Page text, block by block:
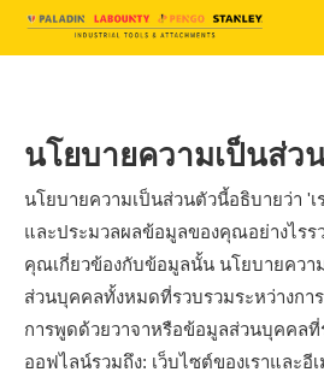
นโยบายความเป็นส่ว
นโยบายความเป็นส่วนตัวนี้อธิบายว่า '
และประมวลผลข้อมูลของคุณอย่างไรร
คุณเกี่ยวข้องกับข้อมูลนั้น นโยบายควา
ส่วนบุคคลทั้งหมดที่รวบรวมระหว่างกา
การพูดด้วยวาจาหรือข้อมูลส่วนบุคคล
ออฟไลน์รวมถึง: เว็บไซต์ของเราและอี